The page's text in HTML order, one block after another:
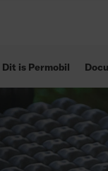
Dit is Permobil